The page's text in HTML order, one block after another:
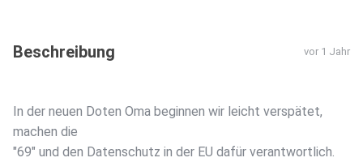
Beschreibung vor 1 Jahr
In der neuen Doten Oma beginnen wir leicht verspätet,
machen die
"69" und den Datenschutz in der EU dafür verantwortlich.